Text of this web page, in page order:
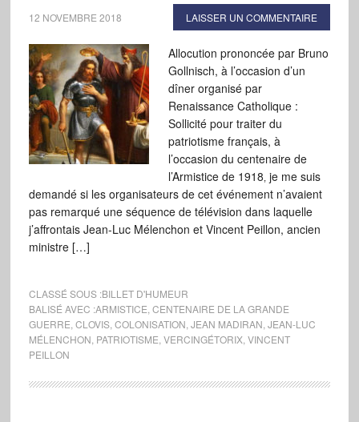
12 NOVEMBRE 2018 LAISSER UN COMMENTAIRE
Allocution prononcée par Bruno
Gollnisch, à l’occasion d’un
dîner organisé par
Renaissance Catholique :
Sollicité pour traiter du
patriotisme français, à
l’occasion du centenaire de
l’Armistice de 1918‚ je me suis
demandé si les organisateurs de cet événement n’avaient
pas remarqué une séquence de télévision dans laquelle
j’affrontais Jean-Luc Mélenchon et Vincent Peillon, ancien
ministre […]
CLASSÉ SOUS :BILLET D'HUMEUR
BALISÉ AVEC :ARMISTICE CENTENAIRE DE LA GRANDE
GUERRE CLOVIS, COLONISATION JEAN MADIRAN JEAN-LUC
MÉLENCHON PATRIOTISME VERCINGÉTORIX, VINCENT
PEILLON